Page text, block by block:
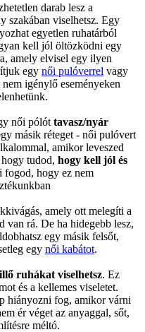
darab lesz a
szakában viselhetsz. Egy
egyetlen ruhatárból
kell jól öltözködni egy
amely elvisel egy ilyen
egy női pulóverrel vagy
igénylő eseményeken
női pólót tavasz/nyár
másik réteget - női pulóvert
amikor leveszed
tudod, hogy kell jól és
fogod, hogy ez nem
amely ott melegíti a
van rá. De ha hidegebb lesz,
egy másik felsőt,
egy női kabátot.
illő ruhákat viselhetsz. Ez
és a kellemes viseletet.
hiányozni fog, amikor várni
ér véget az anyaggal, sőt,
méltó.